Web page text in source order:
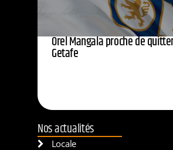
Orel Mangala proche de
Getafe
Nos actualités
Locale